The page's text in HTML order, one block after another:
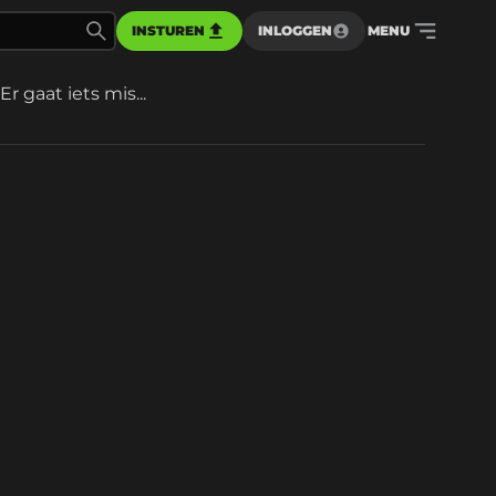
INSTUREN INLOGGEN MENU
Er gaat iets mis...